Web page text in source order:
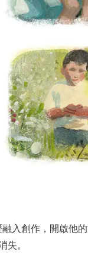
入創作，開啟他
失。